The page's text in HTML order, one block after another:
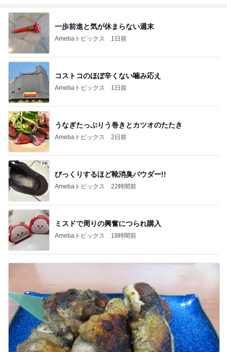
一歩前進と気が休まらない週末
Amebaトピックス 1日前
コストコのほぼ辛くない噛み応え
Amebaトピックス 1日前
うなぎたっぷりう巻きとカツオのたたき
Amebaトピックス 2日前
びっくりするほど靴消臭パウダー!!
Amebaトピックス 22時間前
ミスドで周りの興奮につられ購入
Amebaトピックス 18時間前